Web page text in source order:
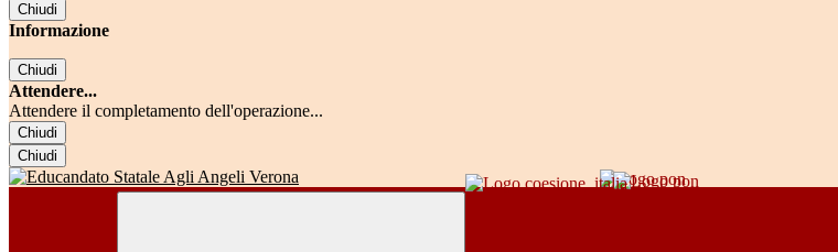
Chiudi
Informazione
Chiudi
Attendere...
Attendere il completamento dell'operazione...
Chiudi
Chiudi